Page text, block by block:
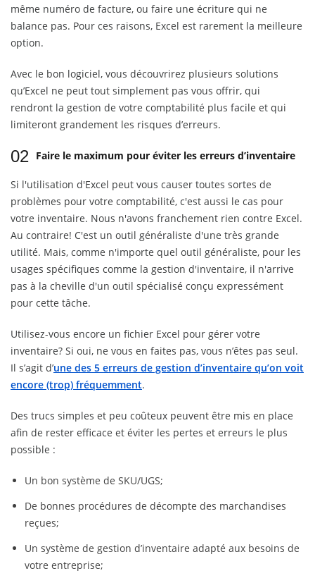
même numéro de facture, ou faire une écriture qui ne
balance pas. Pour ces raisons, Excel est rarement la meilleure
option.
Avec le bon logiciel, vous découvrirez plusieurs solutions
qu’Excel ne peut tout simplement pas vous offrir, qui
rendront la gestion de votre comptabilité plus facile et qui
limiteront grandement les risques d’erreurs.
02 Faire le maximum pour éviter les erreurs d’inventaire
Si l'utilisation d'Excel peut vous causer toutes sortes de
problèmes pour votre comptabilité, c'est aussi le cas pour
votre inventaire. Nous n'avons franchement rien contre Excel.
Au contraire! C'est un outil généraliste d'une très grande
utilité. Mais, comme n'importe quel outil généraliste, pour les
usages spécifiques comme la gestion d'inventaire, il n'arrive
pas à la cheville d'un outil spécialisé conçu expressément
pour cette tâche.
Utilisez-vous encore un fichier Excel pour gérer votre
inventaire? Si oui, ne vous en faites pas, vous n’êtes pas seul.
Il s’agit d’une des 5 erreurs de gestion d’inventaire qu’on voit
encore (trop) fréquemment.
Des trucs simples et peu coûteux peuvent être mis en place
afin de rester efficace et éviter les pertes et erreurs le plus
possible :
Un bon système de SKU/UGS;
De bonnes procédures de décompte des marchandises
reçues;
Un système de gestion d’inventaire adapté aux besoins de
votre entreprise;